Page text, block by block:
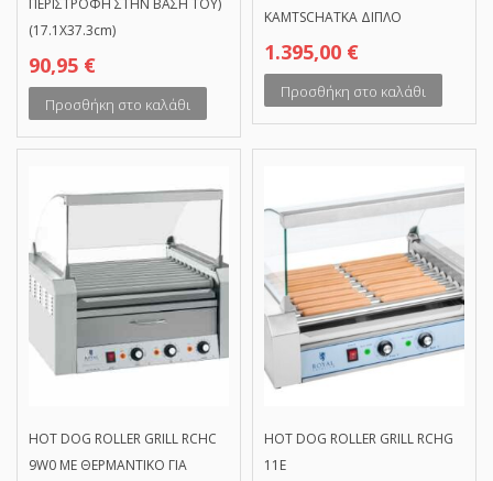
ΠΕΡΙΣΤΡΟΦΗ ΣΤΗΝ ΒΑΣΗ ΤΟΥ)
(17.1Χ37.3cm)
90,95 €
Προσθήκη στο καλάθι
KAMTSCHATKA ΔΙΠΛΟ
1.395,00 €
Προσθήκη στο καλάθι
HOT DOG ROLLER GRILL RCHC
9W0 ΜΕ ΘΕΡΜΑΝΤΙΚΟ ΓΙΑ
HOT DOG ROLLER GRILL RCHG
11E